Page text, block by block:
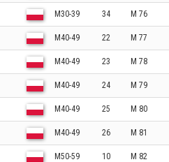
M30-39 34 M 76
M40-49 22 M 77
M40-49 23 M 78
M40-49 24 M 79
M40-49 25 M 80
M40-49 26 M 81
M50-59 10 M 82